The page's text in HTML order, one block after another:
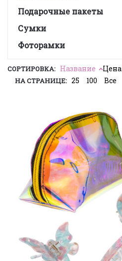
Подарочные пакеты
Сумки
Фоторамки
СОРТИРОВКА: Название Цена
НА СТРАНИЦЕ: 25 100 Все